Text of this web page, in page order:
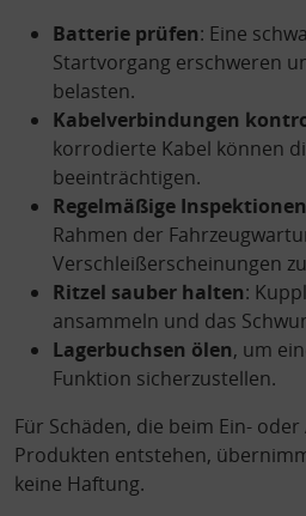
Batterie prüfen: Eine
Startvorgang erschweren
belasten.
Kabelverbindungen
korrodierte Kabel können
beeinträchtigen.
Regelmäßige Inspektionen
Rahmen der
Verschleißerscheinungen
Ritzel sauber halten:
ansammeln und das
Lagerbuchsen ölen, um
Funktion sicherzustellen.
Für Schäden, die beim Ein-
Produkten entstehen,
keine Haftung.